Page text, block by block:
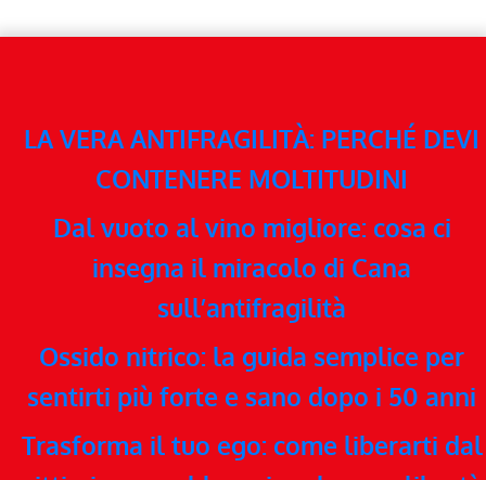
LA VERA ANTIFRAGILITÀ: PERCHÉ DEVI
CONTENERE MOLTITUDINI
Dal vuoto al vino migliore: cosa ci
insegna il miracolo di Cana
sull’antifragilità
Ossido nitrico: la guida semplice per
sentirti più forte e sano dopo i 50 anni
Trasforma il tuo ego: come liberarti dal